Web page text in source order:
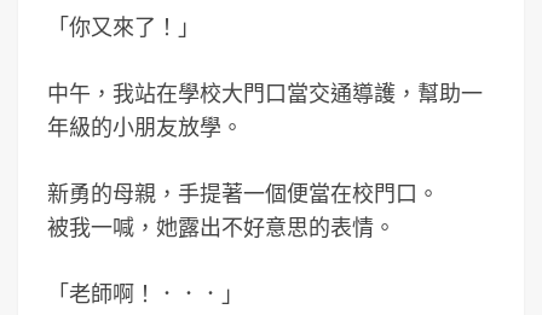
「你又來了！」
中午，我站在學校大門口當交通導護，幫助一
年級的小朋友放學。
新勇的母親，手提著一個便當在校門口。
被我一喊，她露出不好意思的表情。
「老師啊！．．．」